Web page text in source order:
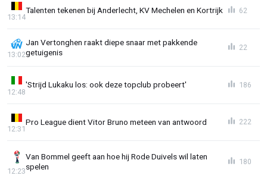
Talenten tekenen bij Anderlecht, KV Mechelen en Kortrijk
13:14
62
Jan Vertonghen raakt diepe snaar met pakkende
getuigenis
13:02
22
'Strijd Lukaku los: ook deze topclub probeert'
12:48
186
Pro League dient Vitor Bruno meteen van antwoord
12:31
222
Van Bommel geeft aan hoe hij Rode Duivels wil laten
spelen
12:23
180